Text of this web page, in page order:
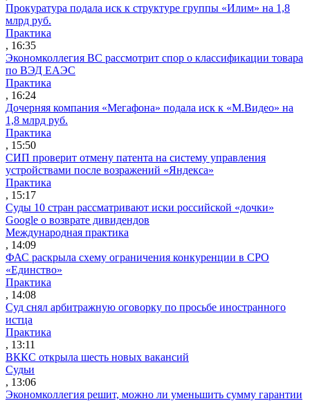
Прокуратура подала иск к структуре группы «Илим» на 1,8
млрд руб.
Практика
, 16:35
Экономколлегия ВС рассмотрит спор о классификации товара
по ВЭД ЕАЭС
Практика
, 16:24
Дочерняя компания «Мегафона» подала иск к «М.Видео» на
1,8 млрд руб.
Практика
, 15:50
СИП проверит отмену патента на систему управления
устройствами после возражений «Яндекса»
Практика
, 15:17
Суды 10 стран рассматривают иски российской «дочки»
Google о возврате дивидендов
Международная практика
, 14:09
ФАС раскрыла схему ограничения конкуренции в СРО
«Единство»
Практика
, 14:08
Суд снял арбитражную оговорку по просьбе иностранного
истца
Практика
, 13:11
ВККС открыла шесть новых вакансий
Судьи
, 13:06
Экономколлегия решит, можно ли уменьшить сумму гарантии